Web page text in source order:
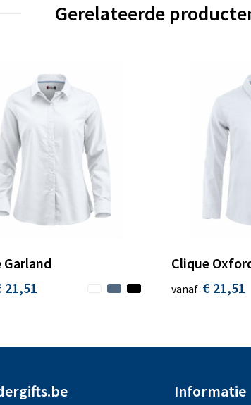
Gerelateerde
Garland
21,51
Clique
vanaf € 21,51
Informatie